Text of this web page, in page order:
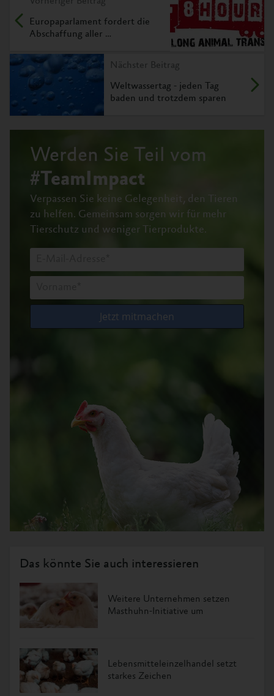
Europaparlament fordert die
Abschaffung aller …
Nächster Beitrag
Weltwassertag - jeden Tag
baden und trotzdem sparen
Werden Sie Teil vom
#TeamImpact
Verpassen Sie keine Gelegenheit, den Tieren
zu helfen. Gemeinsam sorgen wir für mehr
Tierschutz und weniger Tierprodukte.
Das könnte Sie auch interessieren
Weitere Unternehmen setzen
Masthuhn-Initiative um
Lebensmitteleinzelhandel setzt
starkes Zeichen